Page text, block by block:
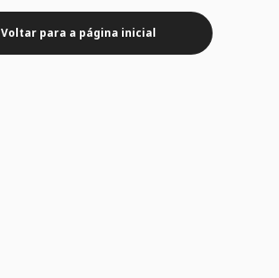
Voltar para a página inicial